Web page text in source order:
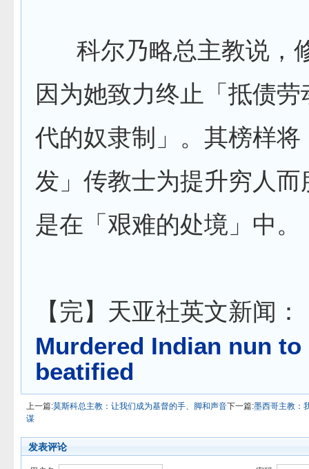
科尔乃略总主教说，
因为她致力终止「抵债
代的奴隶制」。其榜样将
发」传教士为提升穷人而
是在「艰难的处境」中。
【完】天亚社英文新闻：
Murdered Indian nun to
beatified
上一篇:莫斯科总主教：让我们成为基督的手、脚和声音下一篇:墨西哥主教：
谋
发表评论